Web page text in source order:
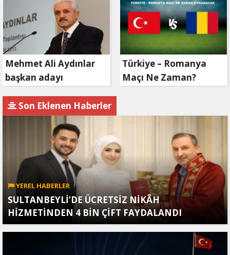
Mehmet Ali Aydınlar
başkan adayı
Türkiye – Romanya
Maçı Ne Zaman?
Son Eklenen Haberler
YEREL HABERLER
SULTANBEYLİ’DE ÜCRETSİZ NİKÂH
HİZMETİNDEN 4 BİN ÇİFT FAYDALANDI